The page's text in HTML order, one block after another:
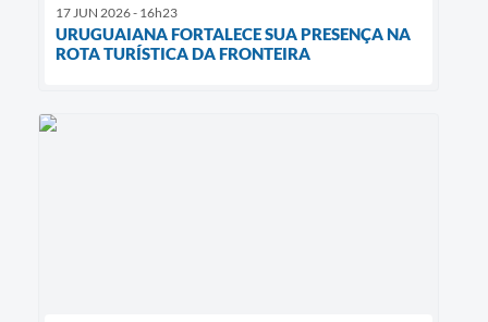
17 JUN 2026 - 16h23
URUGUAIANA FORTALECE SUA PRESENÇA NA
ROTA TURÍSTICA DA FRONTEIRA